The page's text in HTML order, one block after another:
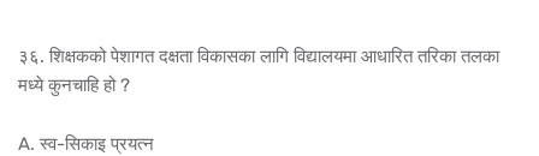
३६. शिक्षकको पेशागत दक्षता विकासका लागि विद्यालयमा आधारित तरिका तलका
मध्ये कुनचाहि हो ?
A. स्व-सिकाइ प्रयत्न